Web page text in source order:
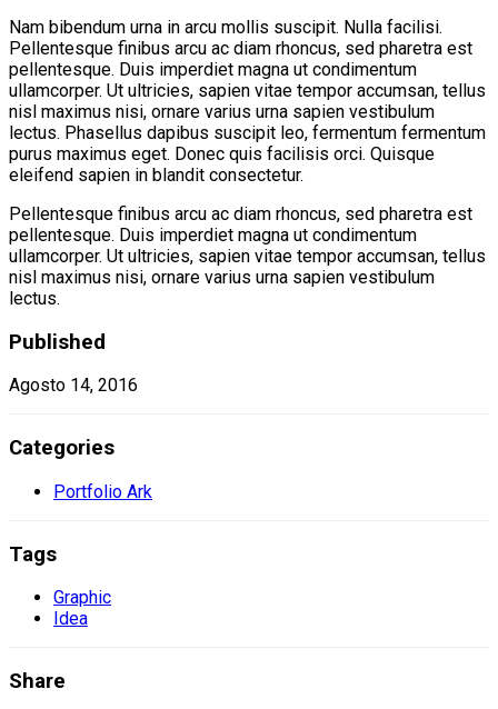
Nam bibendum urna in arcu mollis suscipit. Nulla facilisi.
Pellentesque finibus arcu ac diam rhoncus, sed pharetra est
pellentesque. Duis imperdiet magna ut condimentum
ullamcorper. Ut ultricies, sapien vitae tempor accumsan, tellus
nisl maximus nisi, ornare varius urna sapien vestibulum
lectus. Phasellus dapibus suscipit leo, fermentum fermentum
purus maximus eget. Donec quis facilisis orci. Quisque
eleifend sapien in blandit consectetur.
Pellentesque finibus arcu ac diam rhoncus, sed pharetra est
pellentesque. Duis imperdiet magna ut condimentum
ullamcorper. Ut ultricies, sapien vitae tempor accumsan, tellus
nisl maximus nisi, ornare varius urna sapien vestibulum
lectus.
Published
Agosto 14, 2016
Categories
Portfolio Ark
Tags
Graphic
Idea
Share